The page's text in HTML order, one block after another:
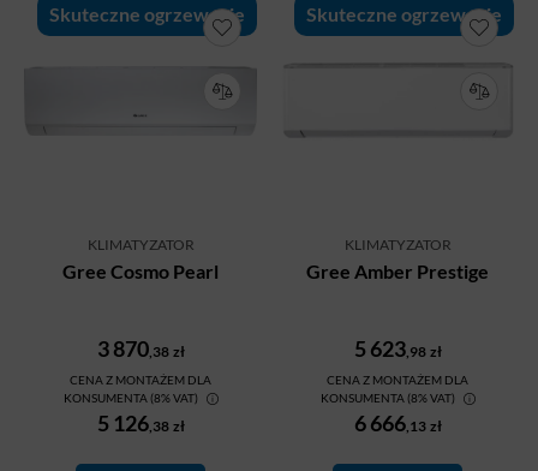
Skuteczne ogrzewanie
KLIMATYZATOR
Gree Cosmo Pearl
3 870,38 zł
CENA Z MONTAŻEM DLA
KONSUMENTA (8% VAT)
5 126,38 zł
Skuteczne ogrzewanie
KLIMATYZATOR
Gree Amber Prestige
5 623,98 zł
CENA Z MONTAŻEM DLA
KONSUMENTA (8% VAT)
6 666,13 zł